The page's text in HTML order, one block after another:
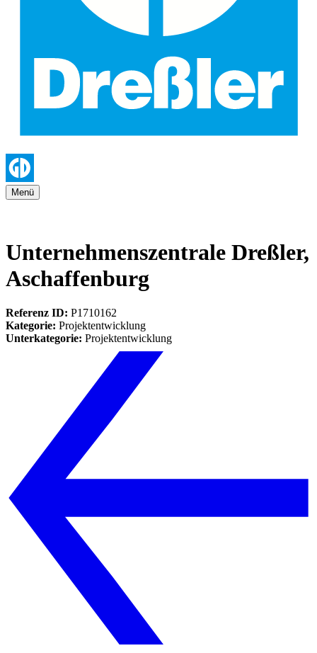
Menü
Unternehmenszentrale Dreßler,
Aschaffenburg
Referenz ID: P1710162
Kategorie: Projektentwicklung
Unterkategorie: Projektentwicklung